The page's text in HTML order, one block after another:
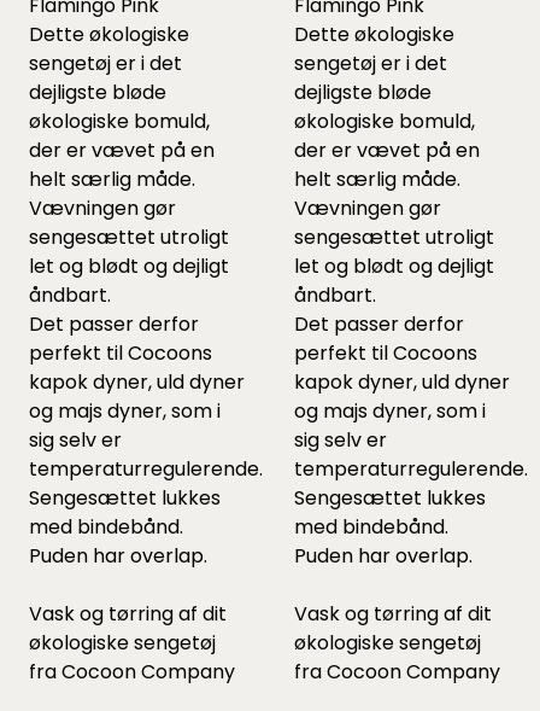
Dette økologiske
sengetøj er i det
dejligste bløde
økologiske bomuld,
der er vævet på en
helt særlig måde.
Vævningen gør
sengesættet utroligt
let og blødt og dejligt
åndbart.
Det passer derfor
perfekt til Cocoons
kapok dyner,uld dyner
og majs dyner, som i
sig selv er
temperaturregulerende.
Sengesættet lukkes
med bindebånd.
Puden har overlap.
Vask og tørring af dit
økologiske sengetøj
fra Cocoon Company
Dette økologiske
sengetøj er i det
dejligste bløde
økologiske bomuld,
der er vævet på en
helt særlig måde.
Vævningen gør
sengesættet utroligt
let og blødt og dejligt
åndbart.
Det passer derfor
perfekt til Cocoons
kapok dyner,uld dyner
og majs dyner, som i
sig selv er
temperaturregulerende.
Sengesættet lukkes
med bindebånd.
Puden har overlap.
Vask og tørring af dit
økologiske sengetøj
fra Cocoon Company